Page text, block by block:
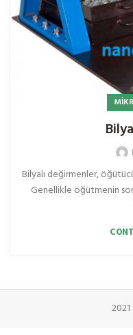
Bilyalı değirmenler,
Genellikle öğütmenin